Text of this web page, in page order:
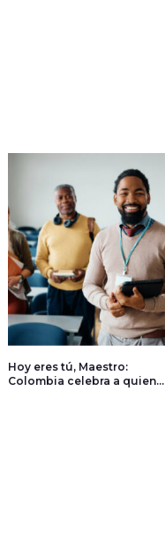
Hoy eres tú, Maestro:
Colombia celebra a quienes